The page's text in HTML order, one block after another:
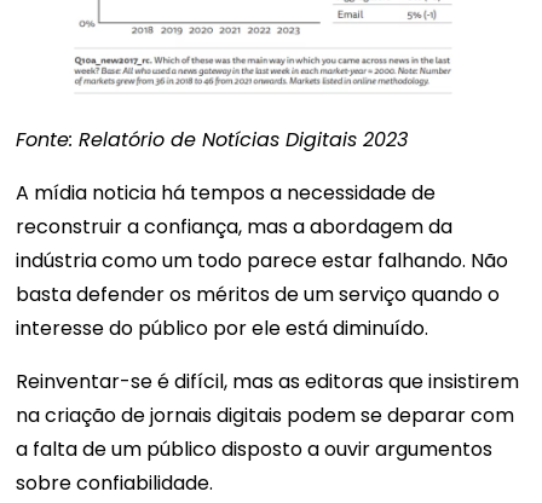
Fonte: Relatório de Notícias Digitais 2023
A mídia noticia há tempos a necessidade de
reconstruir a confiança, mas a abordagem da
indústria como um todo parece estar falhando. Não
basta defender os méritos de um serviço quando o
interesse do público por ele está diminuído.
Reinventar-se é difícil, mas as editoras que insistirem
na criação de jornais digitais podem se deparar com
a falta de um público disposto a ouvir argumentos
sobre confiabilidade.